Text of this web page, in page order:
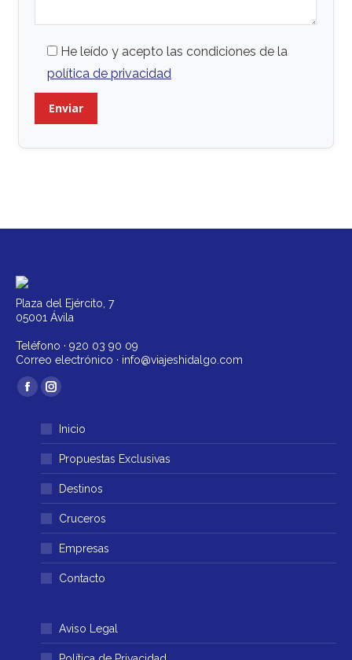
He leído y acepto las condiciones de la
política de privacidad
Plaza del Ejército, 7
05001 Ávila
Teléfono · 920 03 90 09
Correo electrónico · info@viajeshidalgo.com
Encuéntranos en:
Facebook
abre
una
ventana
Instagram
se
abre
en
una
ventana
Inicio
Propuestas Exclusivas
Destinos
Cruceros
Empresas
Contacto
Aviso Legal